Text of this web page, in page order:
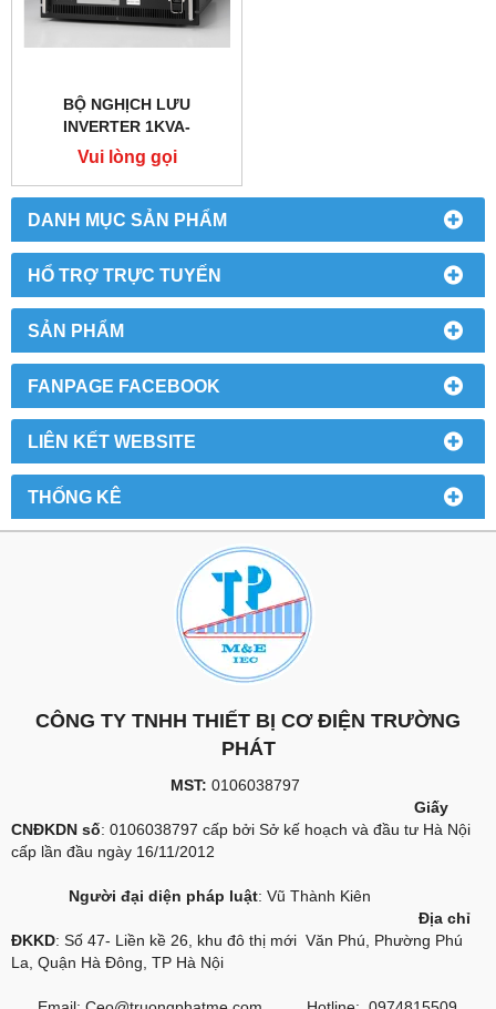
DANH MỤC SẢN PHẨM
HỔ TRỢ TRỰC TUYẾN
SẢN PHẨM
FANPAGE FACEBOOK
LIÊN KẾT WEBSITE
THỐNG KÊ
BỘ NGHỊCH LƯU
INVERTER 1KVA-
110VDC/220VDC
Vui lòng gọi
CÔNG TY TNHH THIẾT BỊ CƠ ĐIỆN TRƯỜNG
PHÁT
MST: 0106038797
Giấy
CNĐKDN số: 0106038797 cấp bởi Sở kế hoạch và đầu tư Hà Nội
cấp lần đầu ngày 16/11/2012
Người đại diện pháp luật: Vũ Thành Kiên
Địa chỉ
ĐKKD: Số 47- Liền kề 26, khu đô thị mới Văn Phú, Phường Phú
La, Quận Hà Đông, TP Hà Nội